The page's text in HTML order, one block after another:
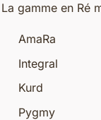
La gamme en Ré
AmaRa
Integral
Kurd
Pygmy